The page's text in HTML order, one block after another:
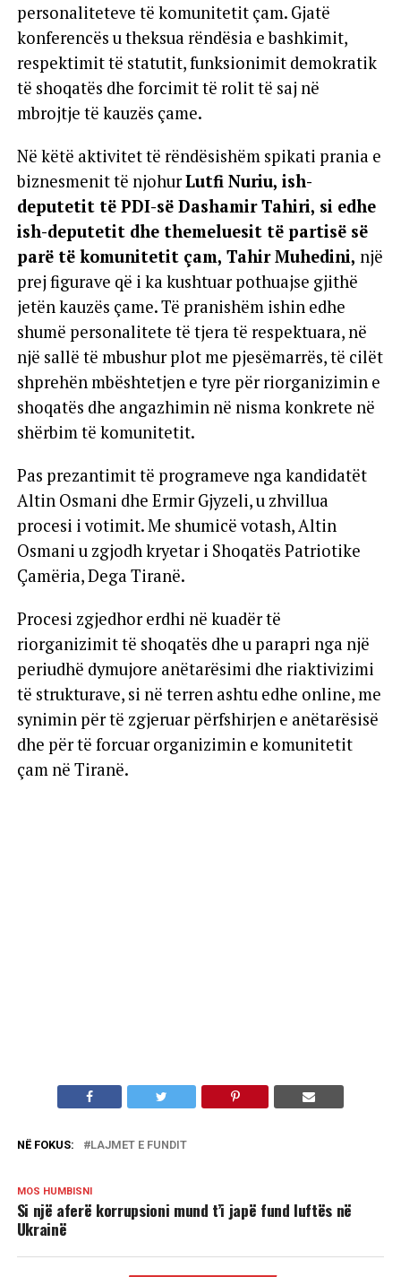
personaliteteve të komunitetit çam. Gjatë
konferencës u theksua rëndësia e bashkimit,
respektimit të statutit, funksionimit demokratik
të shoqatës dhe forcimit të rolit të saj në
mbrojtje të kauzës çame.
Në këtë aktivitet të rëndësishëm spikati prania e
biznesmenit të njohurLutfi Nuriu, ish-
deputetit të PDI-së Dashamir Tahiri, si edhe
ish-deputetit dhe themeluesit të partisë së
parë të komunitetit çam, Tahir Muhedini, një
prej figurave që i ka kushtuar pothuajse gjithë
jetën kauzës çame. Të pranishëm ishin edhe
shumë personalitete të tjera të respektuara, në
një sallë të mbushur plot me pjesëmarrës, të cilët
shprehën mbështetjen e tyre për riorganizimin e
shoqatës dhe angazhimin në nisma konkrete në
shërbim të komunitetit.
Pas prezantimit të programeve nga kandidatët
Altin Osmani dhe Ermir Gjyzeli, u zhvillua
procesi i votimit. Me shumicë votash, Altin
Osmani u zgjodh kryetar i Shoqatës Patriotike
Çamëria, Dega Tiranë.
Procesi zgjedhor erdhi në kuadër të
riorganizimit të shoqatës dhe u parapri nga një
periudhë dymujore anëtarësimi dhe riaktivizimi
të strukturave, si në terren ashtu edhe online, me
synimin për të zgjeruar përfshirjen e anëtarësisë
dhe për të forcuar organizimin e komunitetit
çam në Tiranë.
NË FOKUS: LAJMET E FUNDIT
MOS HUMBISNI
Si një aferë korrupsioni mund t’i japë fund luftës në
Ukrainë